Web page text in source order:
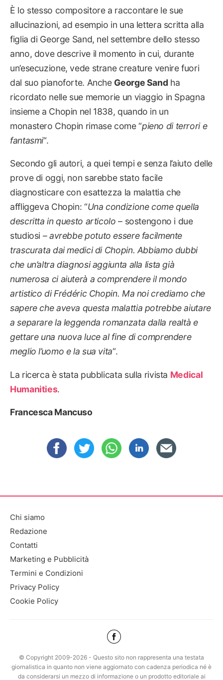
È lo stesso compositore a raccontare le sue
allucinazioni, ad esempio in una lettera scritta alla
figlia di George Sand, nel settembre dello stesso
anno, dove descrive il momento in cui, durante
un’esecuzione, vede strane creature venire fuori
dal suo pianoforte. Anche George Sand ha
ricordato nelle sue memorie un viaggio in Spagna
insieme a Chopin nel 1838, quando in un
monastero Chopin rimase come “pieno di terrori e
fantasmi“.
Secondo gli autori, a quei tempi e senza l’aiuto delle
prove di oggi, non sarebbe stato facile
diagnosticare con esattezza la malattia che
affliggeva Chopin: “Una condizione come quella
descritta in questo articolo– sostengono i due
studiosi –avrebbe potuto essere facilmente
trascurata dai medici di Chopin. Abbiamo dubbi
che un’altra diagnosi aggiunta alla lista già
numerosa ci aiuterà a comprendere il mondo
artistico di Frédéric Chopin. Ma noi crediamo che
sapere che aveva questa malattia potrebbe aiutare
a separare la leggenda romanzata dalla realtà e
gettare una nuova luce al fine di comprendere
meglio l’uomo e la sua vita“.
La ricerca è stata pubblicata sulla rivista Medical
Humanities.
Francesca Mancuso
Chi siamo
Redazione
Contatti
Marketing e Pubblicità
Termini e Condizioni
Privacy Policy
Cookie Policy
© Copyright 2009-2026 - Questo sito non rappresenta una testata
giornalistica in quanto non viene aggiornato con cadenza periodica né è
da considerarsi un mezzo di informazione o un prodotto editoriale ai